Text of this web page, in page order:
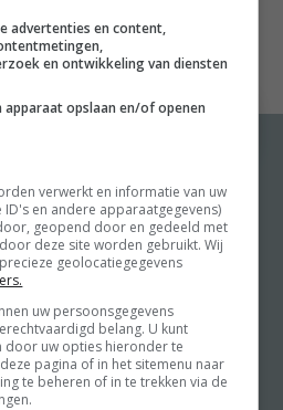
tot makkelijk comfortfood,
gelegenheid een
stiekem niet wachten om de
pistachenoten en
te proberen, of de
en munt), maar het
en diepe borden vol met
frisse dips, mals en sappig
rijkgevulde salades en ander
het water in de mond doen
er maar vast bij, want als
feestje had, verzin je er wel
Meer van Food and
Friends
Shop
Friends
Kooktips
advertenties en content,
en ontwikkeling van diensten
opslaan en/of openen
verwerkt en informatie van uw
en andere apparaatgegevens)
geopend door en gedeeld met
deze site worden gebruikt. Wij
geolocatiegegevens
uw persoonsgegevens
belang. U kunt
door uw opties hieronder te
pagina of in het sitemenu naar
te beheren of in te trekken via de